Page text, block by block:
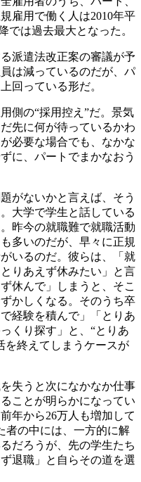
雇用で働く人は2010年平
では過去最大となった。
派遣法改正案の審議が予
は減っているのだが、パ
回っている形だ。
側の“採用控え”だ。景気
先に何が待っているかわ
必要な場合でも、なかな
に、パートでまかなおう
がないかと言えば、そう
大学で学生と話している
昨今の就職難で就職活動
多いのだが、早々に正規
いるのだ。彼らは、「就
りあえず休みたい」と言
休んで」しまうと、そこ
かしくなる。そのうち卒
経験を積んで」「とりあ
くり探す」と、“とりあ
を終えてしまうケースが
失うと次になかなか仕事
ことが明らかになってい
年から26万人も増加して
者の中には、一方的に解
だろうが、先の学生たち
退職」と自らその道を選